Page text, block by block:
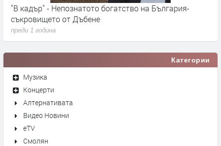
"В кадър" - Непознатото богатство на България-
съкровището от Дъбене
преди 1 година
Категории
Музика
Концерти
Алтернативата
Видео Новини
eTV
Смолян